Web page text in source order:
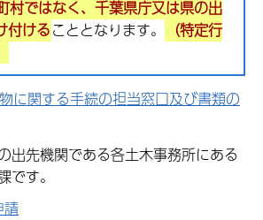
村ではなく、千葉県庁又は県の出
付けることとなります。
（特定行
に関する手続の担当窓口及び書類の
出先機関である各土木事務所にある
です。
請